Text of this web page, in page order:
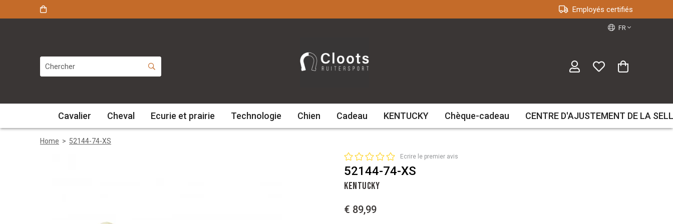
Employés certifiés
FR
Cavalier Cheval Ecurie et prairie Technologie Chien Cadeau KENTUCKY Chèque-cadeau CENTRE D'AJUSTEMENT DE LA
Home > 52144-74-XS
Ecrire le premier avis
52144-74-XS
KENTUCKY
€ 89,99